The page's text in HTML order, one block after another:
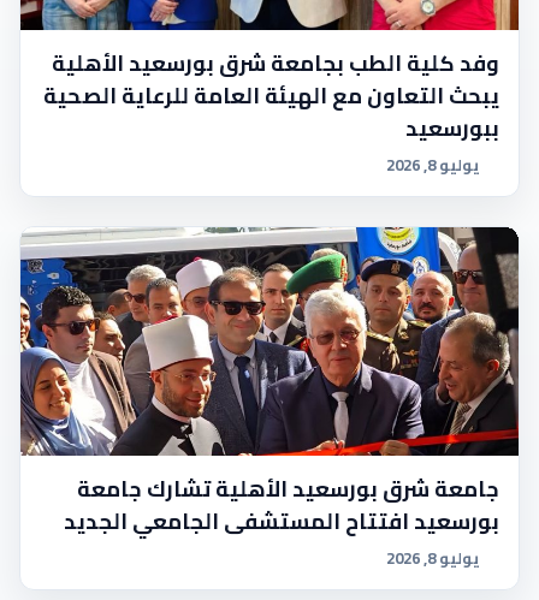
وفد كلية الطب بجامعة شرق بورسعيد الأهلية
يبحث التعاون مع الهيئة العامة للرعاية الصحية
ببورسعيد
يوليو 8, 2026
جامعة شرق بورسعيد الأهلية تشارك جامعة
بورسعيد افتتاح المستشفى الجامعي الجديد
يوليو 8, 2026